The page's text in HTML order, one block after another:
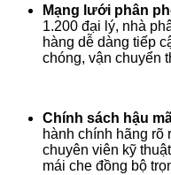
Mạng lưới phân
1.200 đại lý, nhà
hàng dễ dàng tiếp
chóng, vận chuyển
Chính sách hậu
hành chính hãng rõ
chuyên viên kỹ
mái che đồng bộ